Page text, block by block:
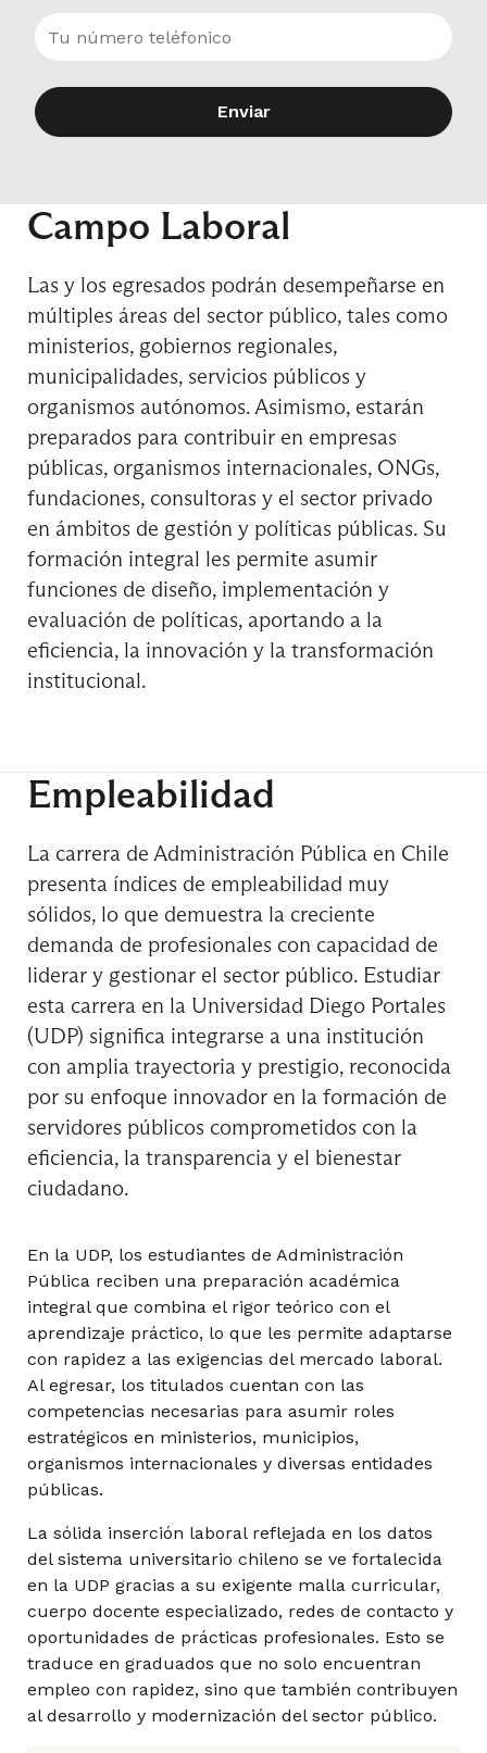
Optativo de Profundización II
Optativo de Profundización IV
10° Semestre
Optativo de Profundización V
Optativo de Profundización VI
Optativo de Profundización VII
Práctica Profesional
Enviar
Campo Laboral
Las y los egresados podrán desempeñarse en
múltiples áreas del sector público, tales como
ministerios, gobiernos regionales,
municipalidades, servicios públicos y
organismos autónomos. Asimismo, estarán
preparados para contribuir en empresas
públicas, organismos internacionales, ONGs,
fundaciones, consultoras y el sector privado
en ámbitos de gestión y políticas públicas. Su
formación integral les permite asumir
funciones de diseño, implementación y
evaluación de políticas, aportando a la
eficiencia, la innovación y la transformación
institucional.
Empleabilidad
La carrera de Administración Pública en Chile
presenta índices de empleabilidad muy
sólidos, lo que demuestra la creciente
demanda de profesionales con capacidad de
liderar y gestionar el sector público. Estudiar
esta carrera en la Universidad Diego Portales
(UDP) significa integrarse a una institución
con amplia trayectoria y prestigio, reconocida
por su enfoque innovador en la formación de
servidores públicos comprometidos con la
eficiencia, la transparencia y el bienestar
ciudadano.
En la UDP, los estudiantes de Administración
Pública reciben una preparación académica
integral que combina el rigor teórico con el
aprendizaje práctico, lo que les permite adaptarse
con rapidez a las exigencias del mercado laboral.
Al egresar, los titulados cuentan con las
competencias necesarias para asumir roles
estratégicos en ministerios, municipios,
organismos internacionales y diversas entidades
públicas.
La sólida inserción laboral reflejada en los datos
del sistema universitario chileno se ve fortalecida
en la UDP gracias a su exigente malla curricular,
cuerpo docente especializado, redes de contacto y
oportunidades de prácticas profesionales. Esto se
traduce en graduados que no solo encuentran
empleo con rapidez, sino que también contribuyen
al desarrollo y modernización del sector público.